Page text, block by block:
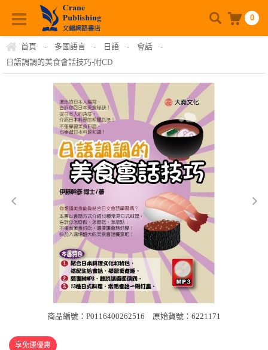
0
首頁 - 多國語言 - 日語 - 會話
-
日語調調的美食會話技巧-附CD
商品編號：P0116400262516 原始貨號：6221171
享免運優惠